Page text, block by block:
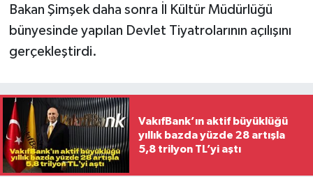
Bakan Şimşek daha sonra İl Kültür Müdürlüğü
bünyesinde yapılan Devlet Tiyatrolarının açılışını
gerçekleştirdi.
VakıfBank’ın aktif büyüklüğü
yıllık bazda yüzde 28 artışla
5,8 trilyon TL’yi aştı